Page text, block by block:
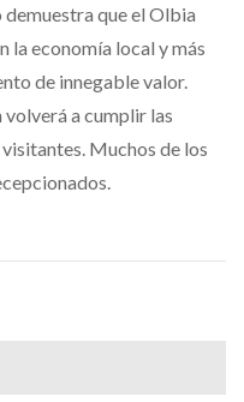
que el Olbia
la economía local y más
de innegable valor.
a cumplir las
Muchos de los